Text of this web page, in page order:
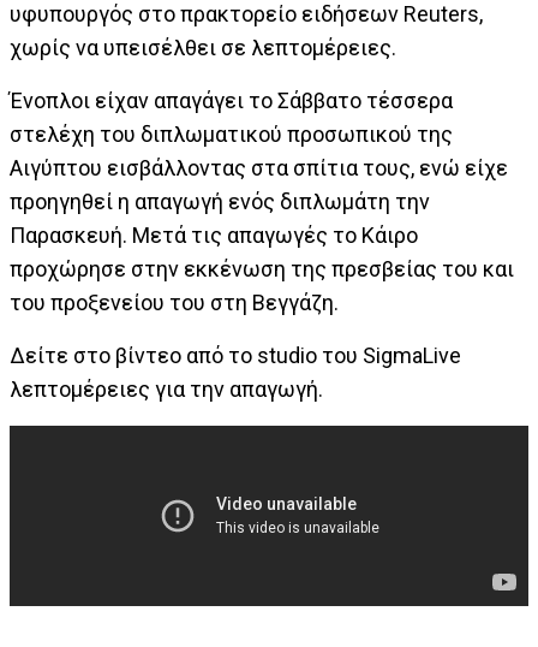
υφυπουργός στο πρακτορείο ειδήσεων Reuters,
χωρίς να υπεισέλθει σε λεπτομέρειες.
Ένοπλοι είχαν απαγάγει το Σάββατο τέσσερα
στελέχη του διπλωματικού προσωπικού της
Αιγύπτου εισβάλλοντας στα σπίτια τους, ενώ είχε
προηγηθεί η απαγωγή ενός διπλωμάτη την
Παρασκευή. Μετά τις απαγωγές το Κάιρο
προχώρησε στην εκκένωση της πρεσβείας του και
του προξενείου του στη Βεγγάζη.
Δείτε στο βίντεο από το studio του SigmaLive
λεπτομέρειες για την απαγωγή.